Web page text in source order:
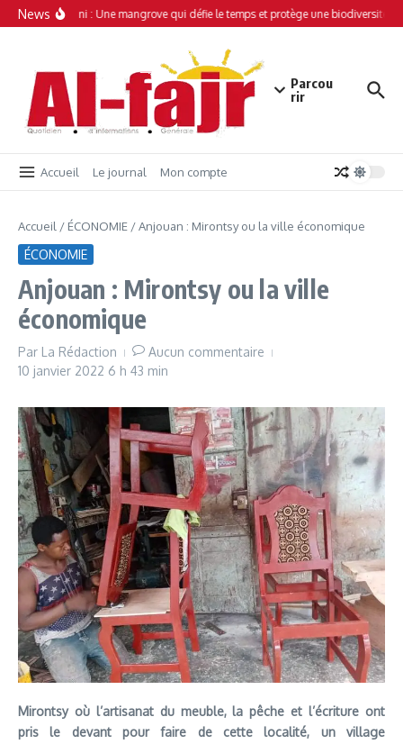
Aller au contenu
News
Simamboini : Une mangrove qui défie le temps et protège une biodiversité
Parcou
rir
Accueil Le journal Mon compte
Accueil / ÉCONOMIE /Anjouan : Mirontsy ou la ville économique
ÉCONOMIE
Anjouan : Mirontsy ou la ville
économique
Par La Rédaction
Aucun commentaire
10 janvier 2022 6 h 43 min
Mirontsy où l’artisanat du meuble, la pêche et l’écriture ont
pris le devant pour faire de cette localité, un village